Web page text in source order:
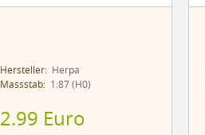
Hersteller: Herpa
Massstab: 1:87 (H0)
2.99 Euro